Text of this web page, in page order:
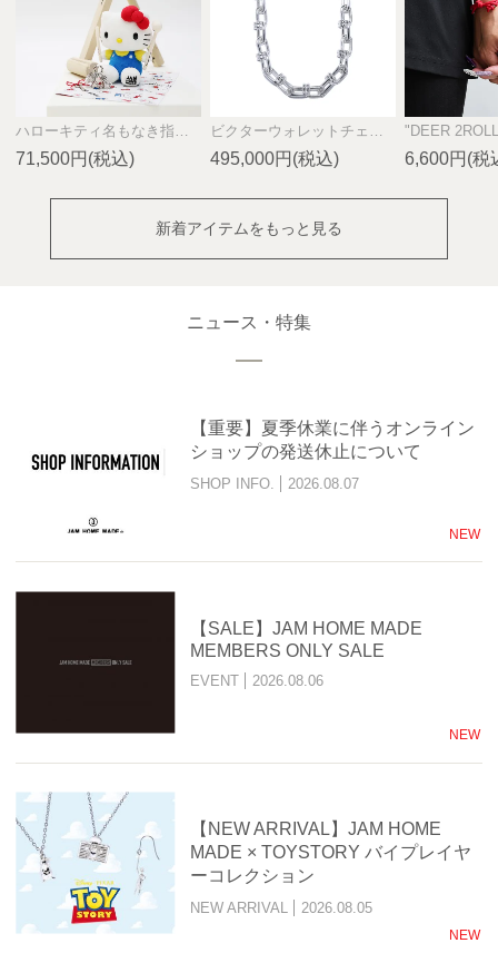
ハローキティ名もなき指輪キット/ペアリング
71,500円(税込)
ビクターウォレットチェーン SILVER925
495,000円(税込) 6,600円(税
新着アイテムをもっと見る
ニュース・特集
【重要】夏季休業に伴うオンライン
ショップの発送休止について
SHOP INFO. 2026.08.07
NEW
【SALE】JAM HOME MADE
MEMBERS ONLY SALE
EVENT 2026.08.06
NEW
【NEW ARRIVAL】JAM HOME
MADE × TOYSTORY バイプレイヤ
ーコレクション
NEW ARRIVAL 2026.08.05
NEW